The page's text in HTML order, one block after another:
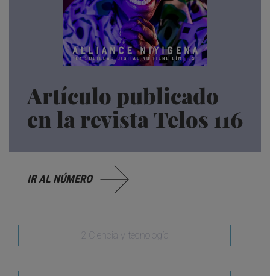
Artículo publicado
en la revista Telos 116
IR AL NÚMERO
2 Ciencia y tecnología